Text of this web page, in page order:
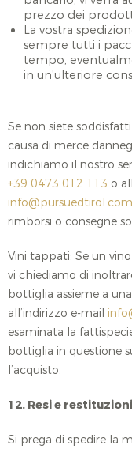
prezzo dei
La vostra
sempre tutti i
tempo,
in un’ulteriore
Se non siete
causa di merce
indichiamo il nostro
+39 0473 012 113 o
info@pursuedtirol.com
rimborsi o consegne
Vini tappati: Se un
vi chiediamo di
bottiglia assieme a
all’indirizzo e-mail
esaminata la
bottiglia in questione
l’acquisto.
12. Resi e restituzioni
Si prega di spedire la